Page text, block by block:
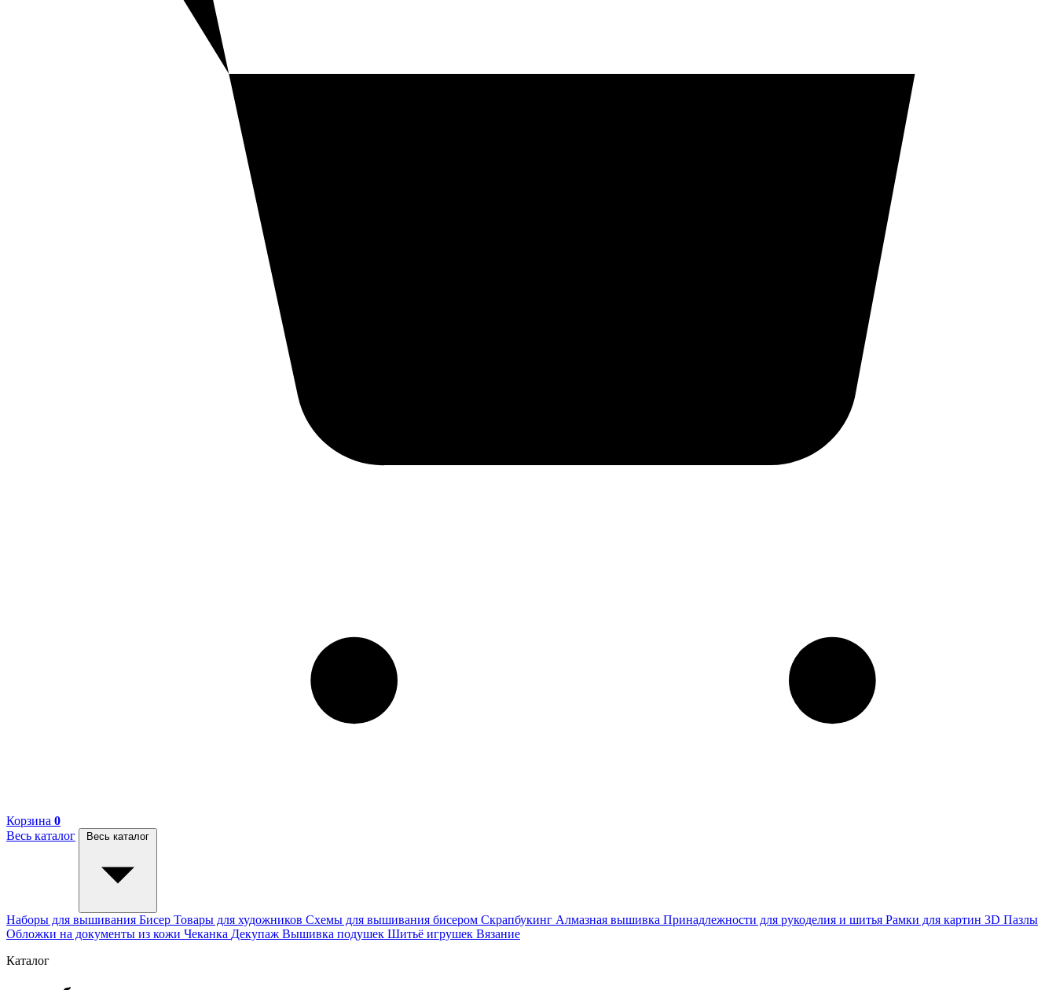
Корзина 0
Весь каталог
Весь каталог
Наборы для вышивания Бисер Товары для художников Схемы для вышивания бисером Скрапбукинг Алмазная вышивка Принадлежности для рукоделия и шитья Рамки для картин 3D Пазлы
Обложки на документы из кожи Чеканка Декупаж Вышивка подушек Шитьё игрушек Вязание
Каталог